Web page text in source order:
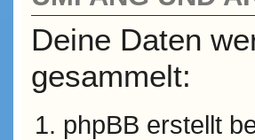
Deine Daten
gesammelt:
phpBB erstellt